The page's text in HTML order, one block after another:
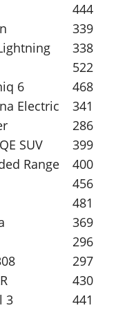
444
339
338
522
6
468
Electric
341
286
SUV
399
Range
400
456
481
369
296
297
430
3
441